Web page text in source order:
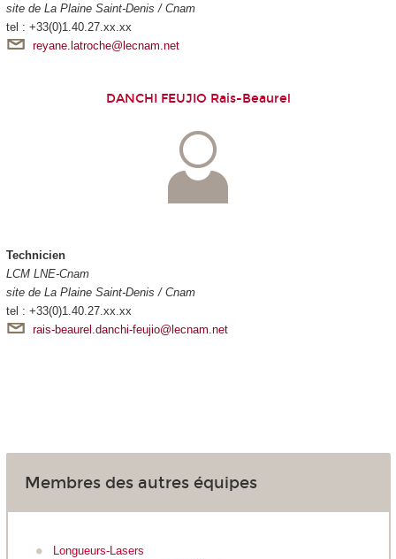
site de La Plaine Saint-Denis / Cnam
tel : +33(0)1.40.27.xx.xx
reyane.latroche@lecnam.net
DANCHI FEUJIO Rais-Beaurel
Technicien
LCM LNE-Cnam
site de La Plaine Saint-Denis / Cnam
tel : +33(0)1.40.27.xx.xx
rais-beaurel.danchi-feujio@lecnam.net
Membres des autres équipes
Longueurs-Lasers